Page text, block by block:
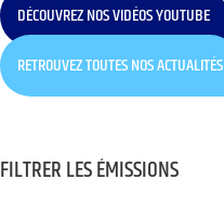
DÉCOUVREZ NOS VIDÉOS YOUTUBE
RETROUVEZ TOUTES NOS ACTUALITÉS
FILTRER LES ÉMISSIONS